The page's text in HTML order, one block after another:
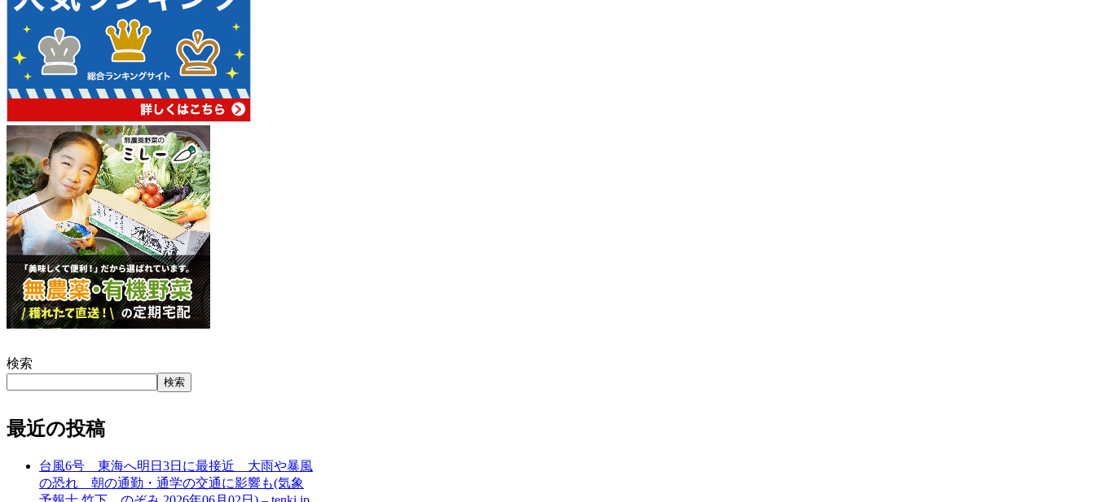
検索
検索
最近の投稿
台風6号 東海へ明日3日に最接近 大雨や暴風
の恐れ 朝の通勤・通学の交通に影響も(気象